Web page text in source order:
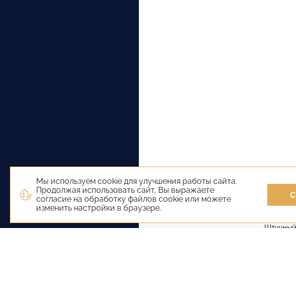
Мы используем cookie для улучшения работы сайта.
Продолжая использовать сайт, Вы выражаете
согласие на обработку файлов cookie или можете
изменить настройки в браузере.